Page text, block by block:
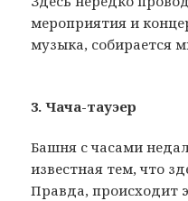
мероприятия и
музыка, собирается
3. Чача-тауэер
Башня с часами
известная тем, что
Правда, происходит